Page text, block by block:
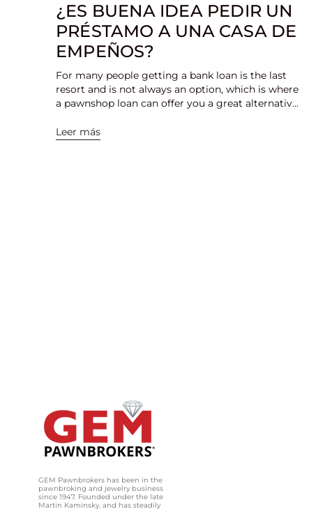
¿ES BUENA IDEA PEDIR UN
PRÉSTAMO A UNA CASA DE
EMPEÑOS?
For many people getting a bank loan is the last
resort and is not always an option, which is where
a pawnshop loan can offer you a great alternativ...
Leer más
GEM Pawnbrokers has been in the
pawnbroking and jewelry business
since 1947. Founded under the late
Martin Kaminsky, and has steadily